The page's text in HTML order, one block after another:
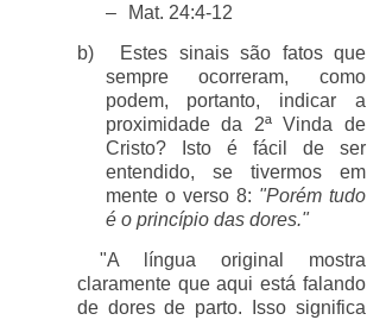
–
Mat. 24:4-12
b)
Estes sinais são fatos que
sempre ocorreram, como
podem, portanto, indicar a
proximidade da 2ª Vinda de
Cristo? Isto é fácil de ser
entendido, se tivermos em
mente o verso 8: "Porém tudo
é o princípio das dores."
"A língua original mostra
claramente que aqui está falando
de dores de parto. Isso significa